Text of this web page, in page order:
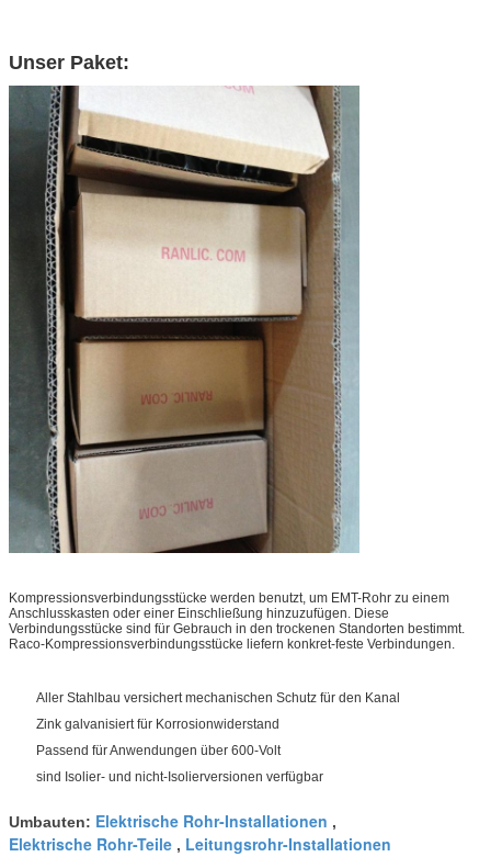
Unser Paket:
Kompressionsverbindungsstücke werden benutzt, um EMT-Rohr zu einem
Anschlusskasten oder einer Einschließung hinzuzufügen. Diese
Verbindungsstücke sind für Gebrauch in den trockenen Standorten bestimmt.
Raco-Kompressionsverbindungsstücke liefern konkret-feste Verbindungen.
Aller Stahlbau versichert mechanischen Schutz für den Kanal
Zink galvanisiert für Korrosionwiderstand
Passend für Anwendungen über 600-Volt
sind Isolier- und nicht-Isolierversionen verfügbar
Umbauten: Elektrische Rohr-Installationen ,
Elektrische Rohr-Teile , Leitungsrohr-Installationen